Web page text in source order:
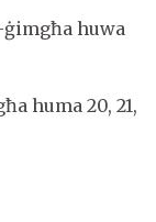
huwa
huma 20, 21,